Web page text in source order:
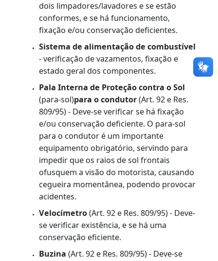
XXX - TRANSITAR COM O VEÍCULO
com defeito em qualquer dos equipamentos
obrigatórios ou com sua falta;
Penalidade:Grupo 3 e retenção do veículo
para regularização.
Espelhos retrovisores, interno e
(Art. 92, Res. 479/74, e Res. 809/95) - Deve-
se verificar se está danificado ou com
visibilidade insuficiente, e se há fixação ou
ajuste deficiente.
Limpadores de para-brisa
809/95) - Deve-se verificar a existência dos
dois limpadores/lavadores e se estão
conformes, e se há funcionamento,
fixação e/ou conservação deficientes.